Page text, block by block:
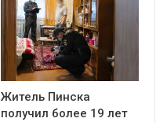
Житель Пинска
получил более 19 лет